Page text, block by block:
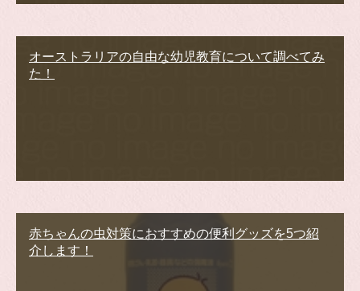
オーストラリアの自由な幼児教育について調べてみ
た！
赤ちゃんの虫対策におすすめの便利グッズを5つ紹
介します！